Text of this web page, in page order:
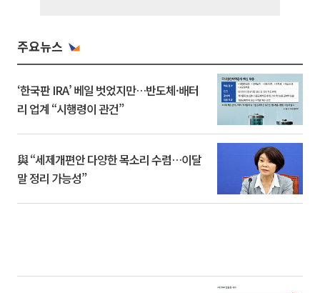
주요뉴스
‘한국판 IRA’ 베일 벗었지만…반도체·배터
리 업계 “시행령이 관건”
與 “세제개편안 다양한 목소리 수렴…이달
말 정리 가능성”